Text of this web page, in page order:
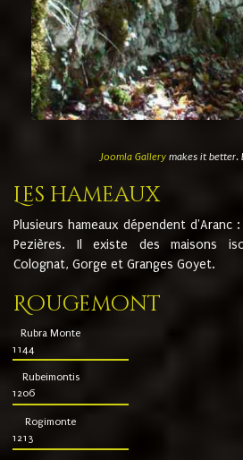
Joomla Gallerymakes it better.
Les hameaux
Plusieurs hameaux dépendent d'Aranc
Pezières. Il existe des maisons
Colognat, Gorge et Granges Goyet.
Rougemont
Rubra Monte
1144
Rubeimontis
1206
Rogimonte
1213